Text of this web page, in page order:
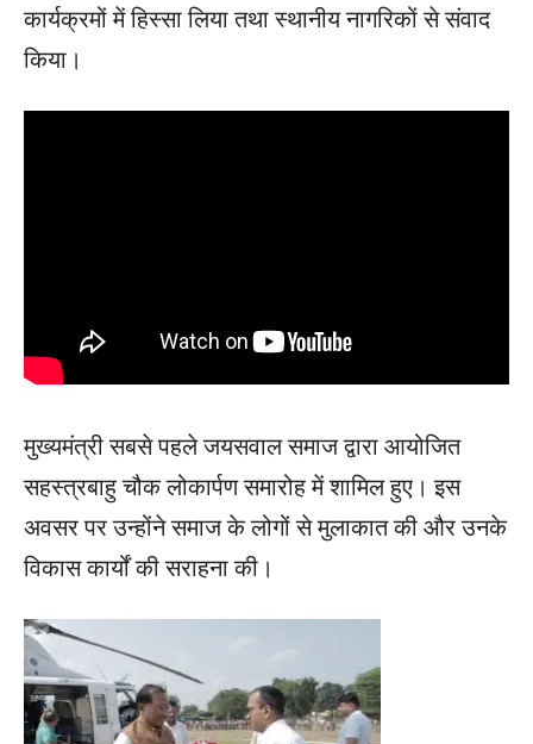
कार्यक्रमों में हिस्सा लिया तथा स्थानीय नागरिकों से संवाद
किया।
मुख्यमंत्री सबसे पहले जयसवाल समाज द्वारा आयोजित
सहस्त्रबाहु चौक लोकार्पण समारोह में शामिल हुए। इस
अवसर पर उन्होंने समाज के लोगों से मुलाकात की और उनके
विकास कार्यों की सराहना की।